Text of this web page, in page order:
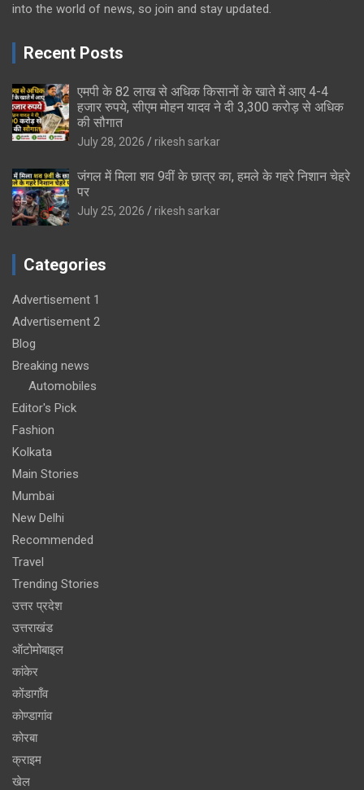
into the world of news, so join and stay updated.
Recent Posts
एमपी के 82 लाख से अधिक किसानों के खाते में आए 4-4
हजार रुपये, सीएम मोहन यादव ने दी 3,300 करोड़ से अधिक
की सौगात
July 28, 2026 rikesh sarkar
जंगल में मिला शव 9वीं के छात्र का, हमले के गहरे निशान चेहरे
पर
July 25, 2026 rikesh sarkar
Categories
Advertisement 1
Advertisement 2
Blog
Breaking news
Automobiles
Editor's Pick
Fashion
Kolkata
Main Stories
Mumbai
New Delhi
Recommended
Travel
Trending Stories
उत्तर प्रदेश
उत्तराखंड
ऑटोमोबाइल
कांकेर
कोंडागाँव
कोण्डागांव
कोरबा
क्राइम
खेल